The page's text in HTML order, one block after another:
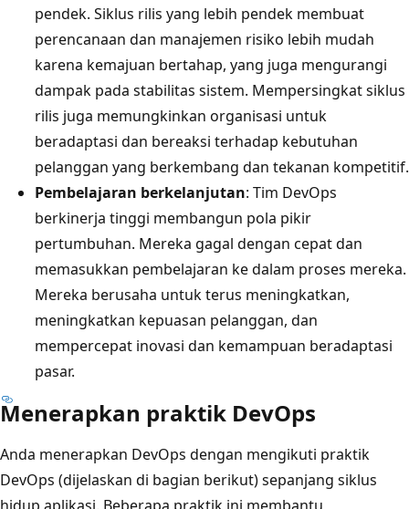
pendek. Siklus rilis yang lebih pendek membuat
perencanaan dan manajemen risiko lebih mudah
karena kemajuan bertahap, yang juga mengurangi
dampak pada stabilitas sistem. Mempersingkat siklus
rilis juga memungkinkan organisasi untuk
beradaptasi dan bereaksi terhadap kebutuhan
pelanggan yang berkembang dan tekanan kompetitif.
Pembelajaran berkelanjutan: Tim DevOps
berkinerja tinggi membangun pola pikir
pertumbuhan. Mereka gagal dengan cepat dan
memasukkan pembelajaran ke dalam proses mereka.
Mereka berusaha untuk terus meningkatkan,
meningkatkan kepuasan pelanggan, dan
mempercepat inovasi dan kemampuan beradaptasi
pasar.
Menerapkan praktik DevOps
Anda menerapkan DevOps dengan mengikuti praktik
DevOps (dijelaskan di bagian berikut) sepanjang siklus